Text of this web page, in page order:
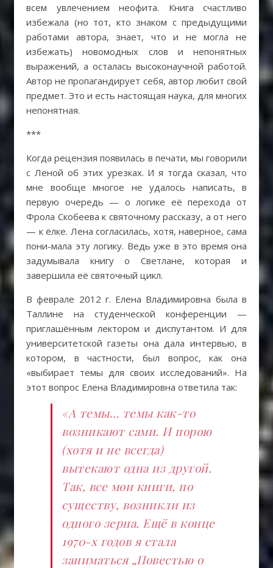
всем увлечением неофита. Книга счастливо
избежала (но тот, кто знаком с предыдущими
работами автора, знает, что и не могла не
избежать) новомодных слов и непонятных
выражений, а осталась высоконаучной работой.
Автор не пропагандирует себя, автор любит свой
предмет. Это и есть настоящая наука, для многих
непонятная.
***
Когда рецензия появилась в печати, мы говорили
с Леной об этих урезках. И я тогда сказал, что
мне вообще многое не удалось написать, в
первую очередь — о логике её перехода от
Фрола Скобеева к святочному рассказу, а от него
— к ёлке. Лена согласилась, хотя, наверное, сама
пони-мала эту логику. Ведь уже в это время она
задумывала книгу о Светлане, которая и
завершила её святочный цикл.
В феврале 2012 г. Елена Владимировна была в
Таллине на студенческой конференции —
приглашённым лектором и диспутантом. И для
университетской газеты она дала интервью, в
котором, в частности, был вопрос, как она
«выбирает темы для своих исследований». На
этот вопрос Елена Владимировна ответила так:
«А темы… темы как-то
возникают сами. И порою
(хотя и не всегда)
вытекают одна из другой.
Так, все мои книги, по
существу, возникли из
одного зерна. Ещё в конце
1970-х годов я стала
заниматься „Повестью о